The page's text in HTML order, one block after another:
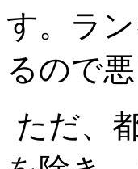
す。ラ
るので
ただ、